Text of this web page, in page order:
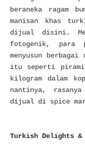
beraneka ragam
manisan khas
dijual disini.
fotogenik, para
menyusun berbagai
itu seperti
kilogram dalam
nantinya,
dijual di spice
Turkish Delights &